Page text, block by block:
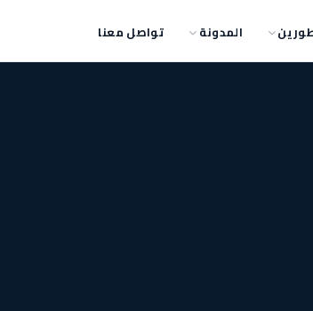
المدونة تواصل معنا